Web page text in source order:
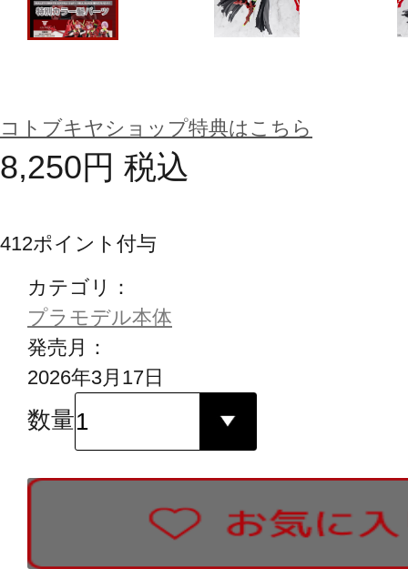
コトブキヤショップ特典はこちら
8,250円 税込
412ポイント付与
カテゴリ：
プラモデル本体
発売月：
2026年3月17日
数量